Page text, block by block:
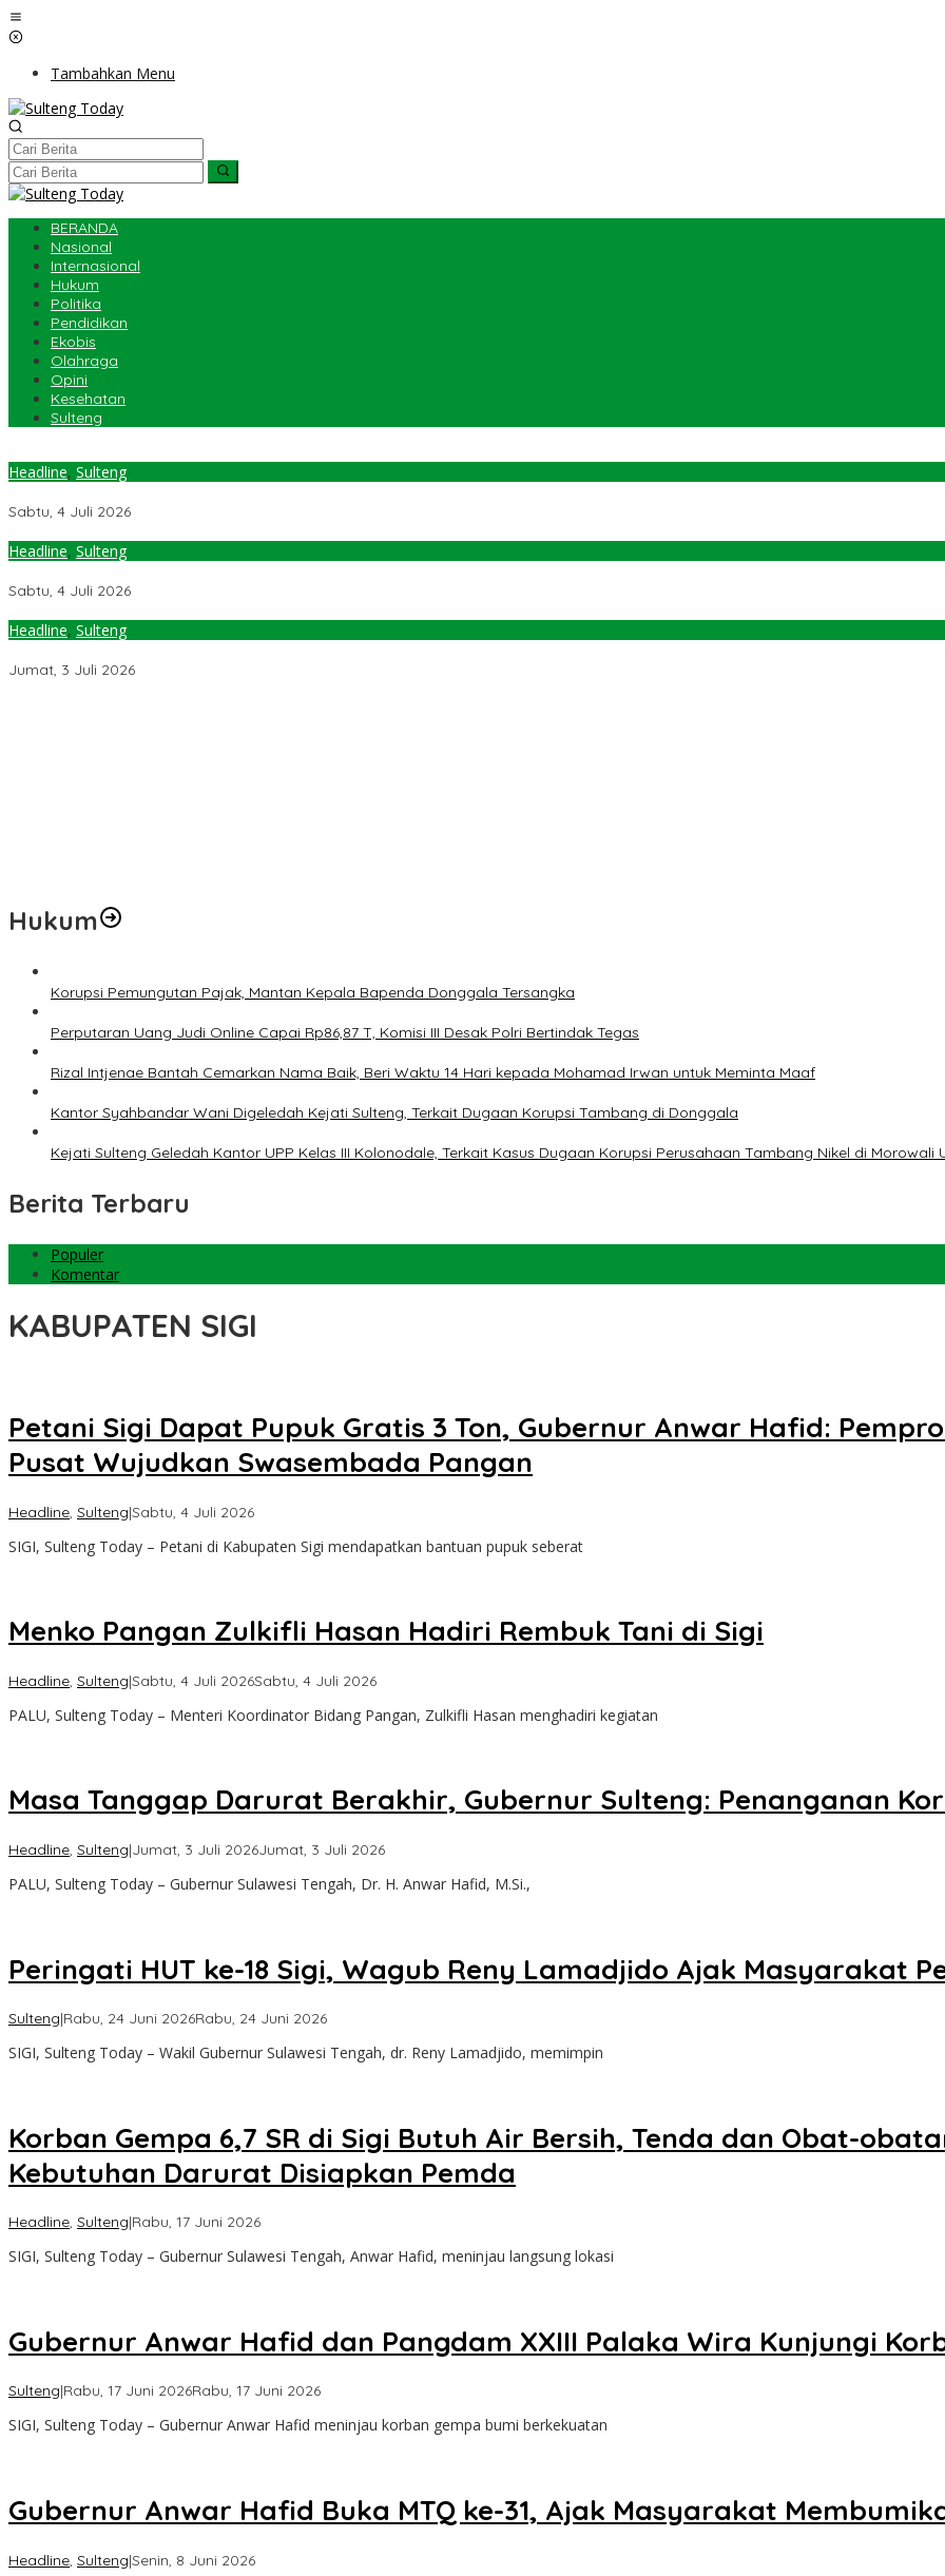
Lewati
ke
Tambahkan Menu
BERANDA
Nasional
Internasional
Hukum
Politika
Pendidikan
Ekobis
Olahraga
Opini
Kesehatan
Sulteng
Headline, Sulteng
Sabtu, 4 Juli 2026
Headline, Sulteng
Sabtu, 4 Juli 2026
Headline, Sulteng
Jumat, 3 Juli 2026
Hukum
Korupsi Pemungutan Pajak, Mantan Kepala Bapenda Donggala Tersangka
Perputaran Uang Judi Online Capai Rp86,87 T, Komisi III Desak Polri Bertindak Tegas
Rizal Intjenae Bantah Cemarkan Nama Baik, Beri Waktu 14 Hari kepada Mohamad Irwan untuk Meminta Maaf
Kantor Syahbandar Wani Digeledah Kejati Sulteng, Terkait Dugaan Korupsi Tambang di Donggala
Kejati Sulteng Geledah Kantor UPP Kelas III Kolonodale, Terkait Kasus Dugaan Korupsi Perusahaan Tambang Nikel di Morowali
Berita Terbaru
Populer
Komentar
KABUPATEN SIGI
Petani Sigi Dapat Pupuk Gratis 3 Ton, Gubernur Anwar Hafid:
Pusat Wujudkan Swasembada Pangan
Headline, Sulteng|Sabtu, 4 Juli 2026oleh
Today
SIGI, Sulteng Today – Petani di Kabupaten Sigi mendapatkan bantuan pupuk seberat
Menko Pangan Zulkifli Hasan Hadiri Rembuk Tani di Sigi
Headline, Sulteng|Sabtu, 4 Juli 2026Sabtu, 4 Juli 2026oleh
Today
PALU, Sulteng Today – Menteri Koordinator Bidang Pangan, Zulkifli Hasan menghadiri kegiatan
Masa Tanggap Darurat Berakhir, Gubernur Sulteng: Penanganan
Headline, Sulteng|Jumat, 3 Juli 2026Jumat, 3 Juli 2026oleh
Today
PALU, Sulteng Today – Gubernur Sulawesi Tengah, Dr. H. Anwar Hafid, M.Si.,
Peringati HUT ke-18 Sigi, Wagub Reny Lamadjido Ajak Masyarakat
Sulteng|Rabu, 24 Juni 2026Rabu, 24 Juni 2026oleh
Today
SIGI, Sulteng Today – Wakil Gubernur Sulawesi Tengah, dr. Reny Lamadjido, memimpin
Korban Gempa 6,7 SR di Sigi Butuh Air Bersih, Tenda dan Obat-
Kebutuhan Darurat Disiapkan Pemda
Headline, Sulteng|Rabu, 17 Juni 2026oleh
Today
SIGI, Sulteng Today – Gubernur Sulawesi Tengah, Anwar Hafid, meninjau langsung lokasi
Gubernur Anwar Hafid dan Pangdam XXIII Palaka Wira Kunjungi
Sulteng|Rabu, 17 Juni 2026Rabu, 17 Juni 2026oleh
Today
SIGI, Sulteng Today – Gubernur Anwar Hafid meninjau korban gempa bumi berkekuatan
Gubernur Anwar Hafid Buka MTQ ke-31, Ajak Masyarakat
Headline, Sulteng|Senin, 8 Juni 2026oleh